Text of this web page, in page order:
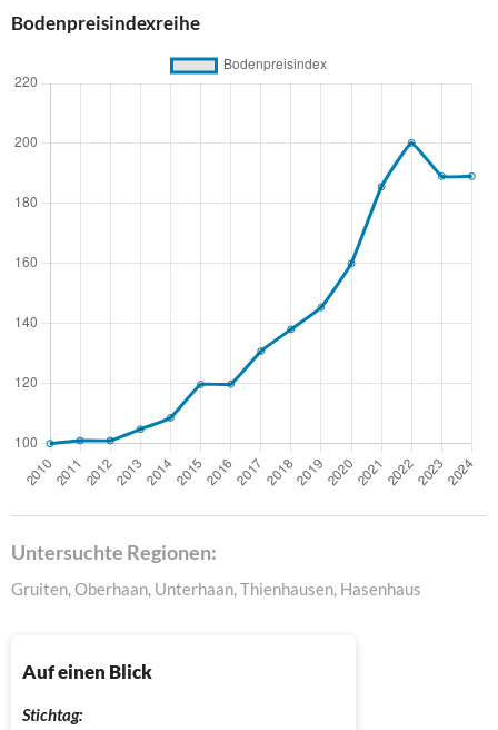
Bodenpreisindexreihe
Untersuchte Regionen:
Gruiten, Oberhaan, Unterhaan, Thienhausen, Hasenhaus
Auf einen Blick
Stichtag: